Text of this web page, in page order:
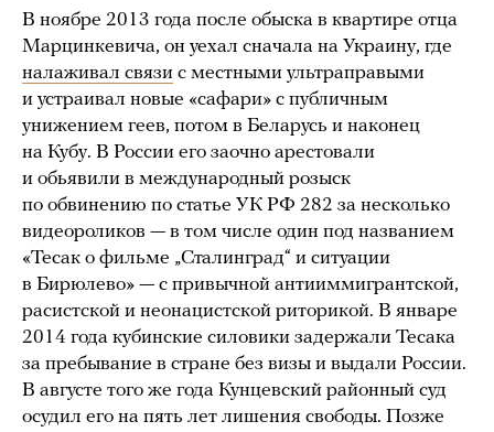
В ноябре 2013 года после обыска в квартире отца
Марцинкевича, он уехал сначала на Украину, где
налаживал связи с местными ультраправыми
и устраивал новые «сафари» с публичным
унижением геев, потом в Беларусь и наконец
на Кубу. В России его заочно арестовали
и обьявили в международный розыск
по обвинению по статье УК РФ 282 за несколько
видеороликов — в том числе один под названием
«Тесак о фильме „Сталинград“ и ситуации
в Бирюлево» — с привычной антииммигрантской,
расистской и неонацистской риторикой. В январе
2014 года кубинские силовики задержали Тесака
за пребывание в стране без визы и выдали России.
В августе того же года Кунцевский районный суд
осудил его на пять лет лишения свободы. Позже